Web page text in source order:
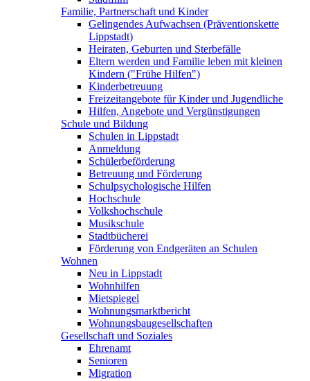
Familie, Partnerschaft und Kinder
Gelingendes Aufwachsen (Präventionskette
Lippstadt)
Heiraten, Geburten und Sterbefälle
Eltern werden und Familie leben mit kleinen
Kindern ("Frühe Hilfen")
Kinderbetreuung
Freizeitangebote für Kinder und Jugendliche
Hilfen, Angebote und Vergünstigungen
Schule und Bildung
Schulen in Lippstadt
Anmeldung
Schülerbeförderung
Betreuung und Förderung
Schulpsychologische Hilfen
Hochschule
Volkshochschule
Musikschule
Stadtbücherei
Förderung von Endgeräten an Schulen
Wohnen
Neu in Lippstadt
Wohnhilfen
Mietspiegel
Wohnungsmarktbericht
Wohnungsbaugesellschaften
Gesellschaft und Soziales
Ehrenamt
Senioren
Migration